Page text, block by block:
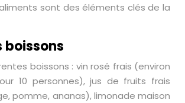
sont des éléments clés de la
boissons
boissons : vin rosé frais (environ
10 personnes), jus de fruits frais
pomme, ananas), limonade maison